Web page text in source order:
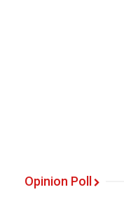
Opinion Poll